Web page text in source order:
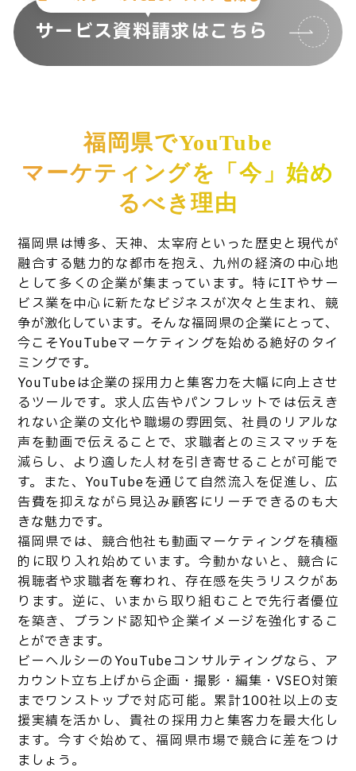
サービス資料請求はこちら
福岡県でYouTube
マーケティングを「今」始め
るべき理由
福岡県は博多、天神、太宰府といった歴史と現代が
融合する魅力的な都市を抱え、九州の経済の中心地
として多くの企業が集まっています。特にITやサー
ビス業を中心に新たなビジネスが次々と生まれ、競
争が激化しています。そんな福岡県の企業にとって、
今こそYouTubeマーケティングを始める絶好のタイ
ミングです。
YouTubeは企業の採用力と集客力を大幅に向上させ
るツールです。求人広告やパンフレットでは伝えき
れない企業の文化や職場の雰囲気、社員のリアルな
声を動画で伝えることで、求職者とのミスマッチを
減らし、より適した人材を引き寄せることが可能で
す。また、YouTubeを通じて自然流入を促進し、広
告費を抑えながら見込み顧客にリーチできるのも大
きな魅力です。
福岡県では、競合他社も動画マーケティングを積極
的に取り入れ始めています。今動かないと、競合に
視聴者や求職者を奪われ、存在感を失うリスクがあ
ります。逆に、いまから取り組むことで先行者優位
を築き、ブランド認知や企業イメージを強化するこ
とができます。
ビーヘルシーのYouTubeコンサルティングなら、ア
カウント立ち上げから企画・撮影・編集・VSEO対策
までワンストップで対応可能。累計100社以上の支
援実績を活かし、貴社の採用力と集客力を最大化し
ます。今すぐ始めて、福岡県市場で競合に差をつけ
ましょう。